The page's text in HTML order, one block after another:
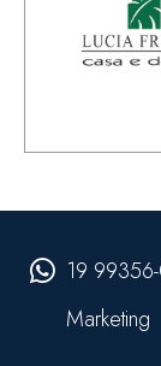
19
Marketing